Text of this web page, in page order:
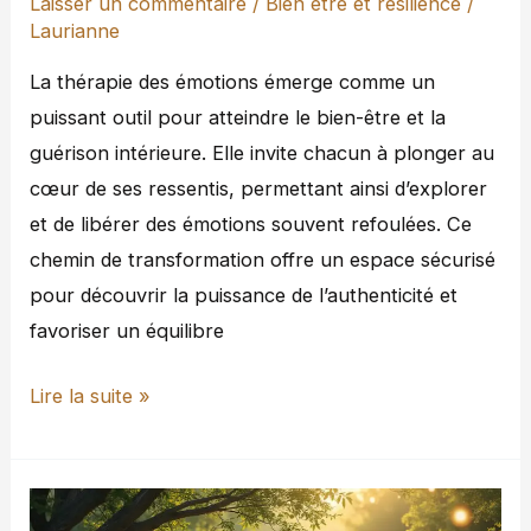
Laurianne
La thérapie des émotions émerge comme un
puissant outil pour atteindre le bien-être et la
guérison intérieure. Elle invite chacun à plonger au
cœur de ses ressentis, permettant ainsi d’explorer
et de libérer des émotions souvent refoulées. Ce
chemin de transformation offre un espace sécurisé
pour découvrir la puissance de l’authenticité et
favoriser un équilibre
guérison
Lire la suite »
Reprendre